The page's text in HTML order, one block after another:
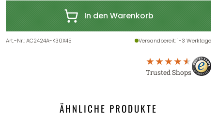
In den Warenkorb
Art.-Nr.:AC2424A-K30X45 Versandbereit: 1-3 Werktage
Trusted Shops
ÄHNLICHE PRODUKTE